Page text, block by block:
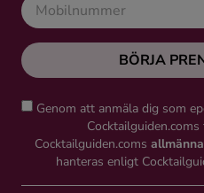
BÖRJA
Genom att anmäla dig som
Cocktailguiden.coms
hanteras enligt